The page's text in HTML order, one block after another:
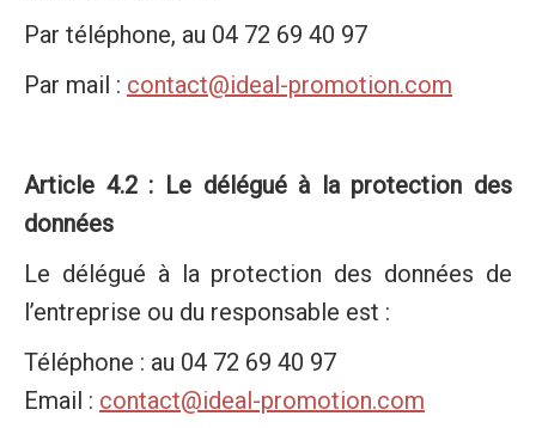
Par téléphone, au 04 72 69 40 97
Par mail : contact@ideal-promotion.com
Article 4.2 : Le délégué à la protection des
données
Le délégué à la protection des données de
l’entreprise ou du responsable est :
Téléphone : au 04 72 69 40 97
Email : contact@ideal-promotion.com